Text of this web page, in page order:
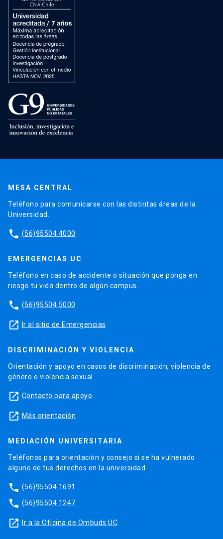
MESA CENTRAL
Teléfono para comunicarse con las distintas áreas de la
Universidad.
phone (56)95504 4000
EMERGENCIAS UC
Teléfono en caso de accidente o situación que ponga en
riesgo tu vida dentro de algún campus.
phone (56)95504 5000
launch Ir al sitio de Emergencias
DISCRIMINACIÓN Y VIOLENCIA
Orientación y apoyo en casos de discriminación, violencia de
género o violencia sexual.
launch Contacto para apoyo
launch Más orientación
MEDIACIÓN UNIVERSITARIA
Teléfonos para orientación y consejo si se ha vulnerado
alguno de tus derechos en la universidad.
phone (56)95504 1691
phone (56)95504 1247
launch Ir a la Oficina de Ombuds UC